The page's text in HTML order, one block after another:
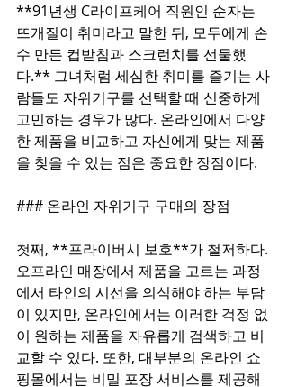
**91년생 C라이프케어 직원인 순자는
뜨개질이 취미라고 말한 뒤, 모두에게 손
수 만든 컵받침과 스크런치를 선물했
다.** 그녀처럼 세심한 취미를 즐기는 사
람들도 자위기구를 선택할 때 신중하게
고민하는 경우가 많다. 온라인에서 다양
한 제품을 비교하고 자신에게 맞는 제품
을 찾을 수 있는 점은 중요한 장점이다.
### 온라인 자위기구 구매의 장점
첫째, **프라이버시 보호**가 철저하다.
오프라인 매장에서 제품을 고르는 과정
에서 타인의 시선을 의식해야 하는 부담
이 있지만, 온라인에서는 이러한 걱정 없
이 원하는 제품을 자유롭게 검색하고 비
교할 수 있다. 또한, 대부분의 온라인 쇼
핑몰에서는 비밀 포장 서비스를 제공해